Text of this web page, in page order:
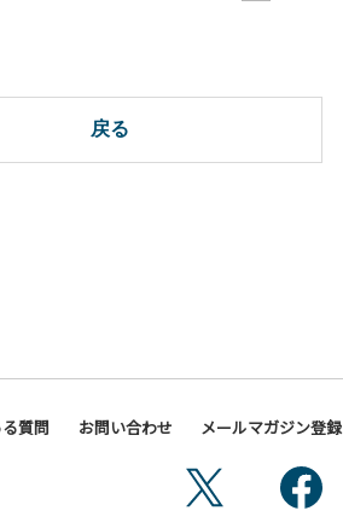
戻る
質問 お問い合わせ メールマガジン登録